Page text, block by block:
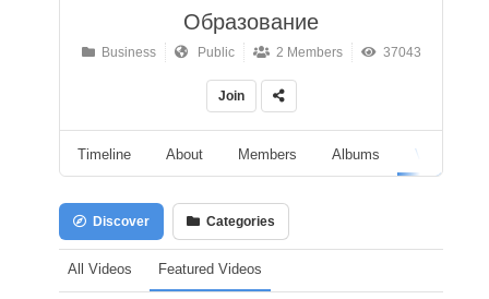
Образование
Business Public 2 Members 37043
Join
Timeline About Members Albums Videos
Discover Categories
All Videos Featured Videos